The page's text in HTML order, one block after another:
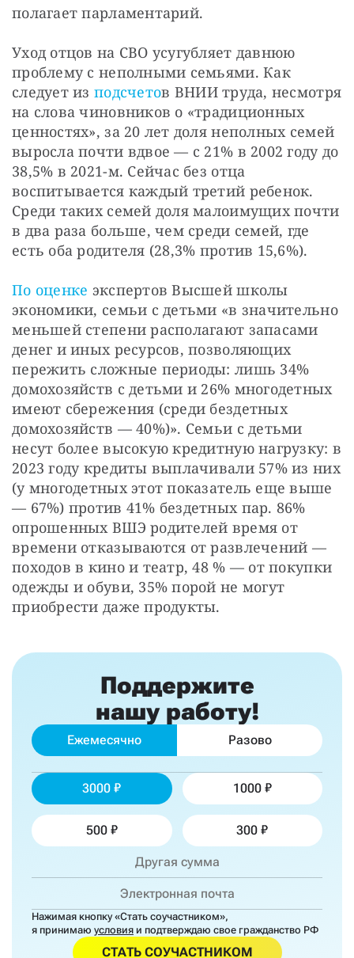
полагает парламентарий.
Уход отцов на СВО усугубляет давнюю
проблему с неполными семьями. Как
следует из подсчетов ВНИИ труда, несмотря
на слова чиновников о «традиционных
ценностях», за 20 лет доля неполных семей
выросла почти вдвое — с 21% в 2002 году до
38,5% в 2021-м. Сейчас без отца
воспитывается каждый третий ребенок.
Среди таких семей доля малоимущих почти
в два раза больше, чем среди семей, где
есть оба родителя (28,3% против 15,6%).
По оценке экспертов Высшей школы
экономики, семьи с детьми «в значительно
меньшей степени располагают запасами
денег и иных ресурсов, позволяющих
пережить сложные периоды: лишь 34%
домохозяйств с детьми и 26% многодетных
имеют сбережения (среди бездетных
домохозяйств — 40%)». Семьи с детьми
несут более высокую кредитную нагрузку: в
2023 году кредиты выплачивали 57% из них
(у многодетных этот показатель еще выше
— 67%) против 41% бездетных пар. 86%
опрошенных ВШЭ родителей время от
времени отказываются от развлечений —
походов в кино и театр, 48 % — от покупки
одежды и обуви, 35% порой не могут
приобрести даже продукты.
Поддержите
нашу работу!
Ежемесячно Разово
3000 1000
500 300
Нажимая кнопку «Стать соучастником»,
я принимаю условия и подтверждаю свое гражданство РФ
СТАТЬ СОУЧАСТНИКОМ